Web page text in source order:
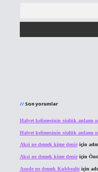
Son yorumlar
Halvet kelimesinin sözlük anlamı
Halvet kelimesinin sözlük anlamı
Aksi ne demek kime deniriçin
Aksi ne demek kime deniriçin
Asude ne demek Kubbealtı için